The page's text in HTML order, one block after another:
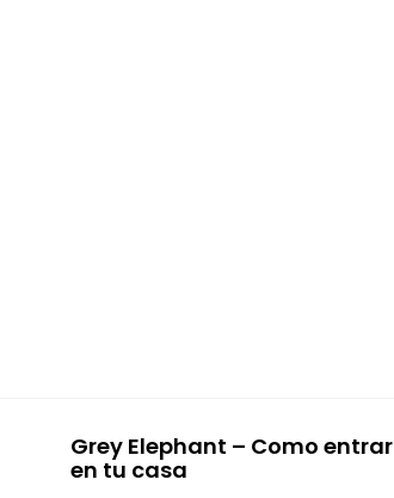
Grey Elephant – Como entrar
en tu casa